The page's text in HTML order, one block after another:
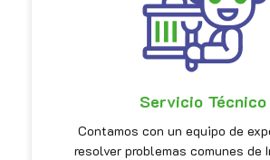
Servicio Técnico
Contamos con un equipo de
resolver problemas comunes de